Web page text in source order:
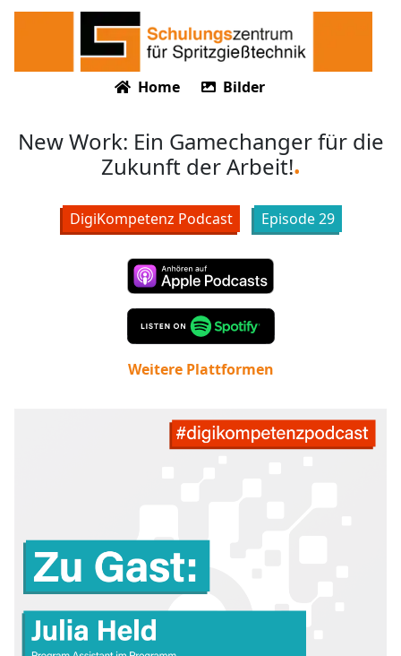
Home Bilder
New Work: Ein Gamechanger für die
Zukunft der Arbeit!
DigiKompetenz Podcast Episode29
Weitere Plattformen